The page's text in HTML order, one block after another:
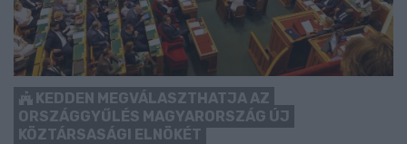
KEDDEN MEGVÁLASZTHATJA AZ
ORSZÁGGYŰLÉS MAGYARORSZÁG ÚJ
KÖZTÁRSASÁGI ELNÖKÉT